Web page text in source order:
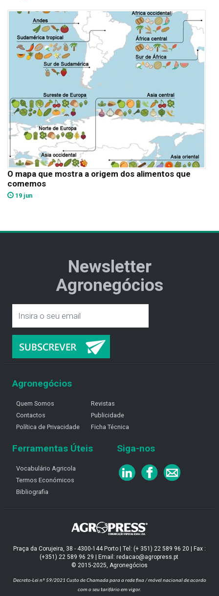
O mapa que mostra a origem dos alimentos que
comemos
19 jun
Newsletter
Agronegócios
Agronegócios
Quem Somos
Contactos
Política de Privacidade
Revistas
Publicidade
Ficha Técnica
Ferramentas Úteis
Vocabulário Agricola
Termos Económicos
Bibliografia
Siga-nos
Praça da Corujeira, 38 - 4300-144 Porto | Tel: (+ 351) 22 589 96 20 | Fax :
(+351) 22 589 96 29 | Email: redacao@agropress.pt
© 2015-2025, Agronegócios
Decreto-Lei nº 59/2021 Custo de Chamada para a rede fixa / móvel nacional de acordo
com o seu tarifário em vigor.